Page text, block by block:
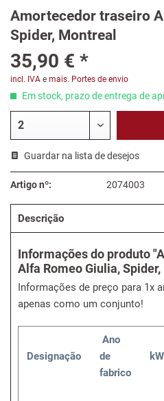
Amortecedor traseiro
Spider, Montreal
35,90 € *
incl. IVA e mais. Portes de envio
Em stock, prazo de entrega de
Guardar na lista de desejos
Artigo nº: 2074003
Descrição
Informações do produto
Alfa Romeo Giulia,
Informações de preço para 1x
apenas como um conjunto!
Designação
Ano
de
fabrico
kW